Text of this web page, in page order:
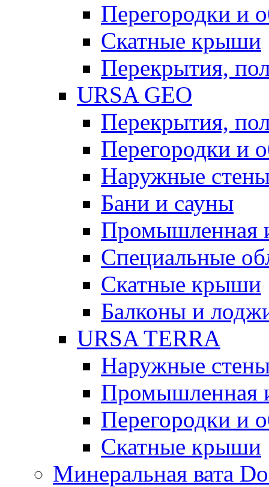
Перегородки и
Скатные крыши
Перекрытия,
URSA GEO
Перекрытия,
Перегородки и
Наружные
Бани и сауны
Промышленная
Специальные
Скатные крыши
Балконы и
URSA TERRA
Наружные
Промышленная
Перегородки и
Скатные крыши
Минеральная вата